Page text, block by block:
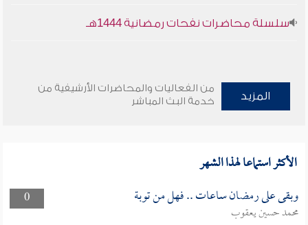
سلسلة محاضرات نفحات رمضانية 1444هـ
المزيد
من الفعاليات والمحاضرات الأرشيفية من
خدمة البث المباشر
الأكثر استماعا لهذا الشهر
0 وبقى على رمضان ساعات .. فهل من توبة
محمد حسين يعقوب